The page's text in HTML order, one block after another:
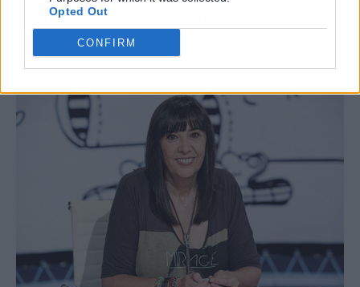
Opted Out
CONFIRM
español y sucultura
El Madrid de Galdós